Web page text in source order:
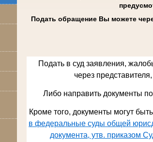
Подать обращение Вы можете
Подать в суд заявления,
через
Либо направить документы
Кроме того, документы могут
в федеральные суды общей
документа, утв. приказом